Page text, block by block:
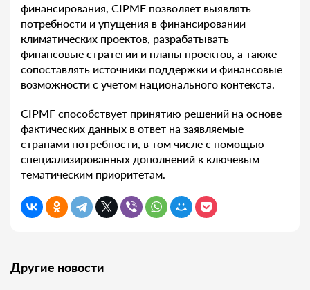
финансирования, CIPMF позволяет выявлять
потребности и упущения в финансировании
климатических проектов, разрабатывать
финансовые стратегии и планы проектов, а также
сопоставлять источники поддержки и финансовые
возможности с учетом национального контекста.
CIPMF способствует принятию решений на основе
фактических данных в ответ на заявляемые
странами потребности, в том числе с помощью
специализированных дополнений к ключевым
тематическим приоритетам.
Другие новости